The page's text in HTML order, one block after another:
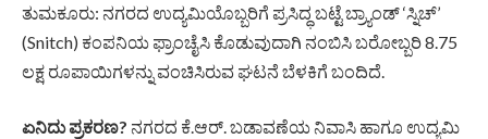
ತುಮಕೂರು: ನಗರದ ಉದ್ಯಮಿಯೊಬ್ಬರಿಗೆ ಪ್ರಸಿದ್ಧ ಬಟ್ಟೆ ಬ್ರ್ಯಾಂಡ್ ‘ಸ್ನಿಚ್’
(Snitch) ಕಂಪನಿಯ ಫ್ರಾಂಚೈಸಿ ಕೊಡುವುದಾಗಿ ನಂಬಿಸಿ ಬರೋಬ್ಬರಿ 8.75
ಲಕ್ಷ ರೂಪಾಯಿಗಳನ್ನು ವಂಚಿಸಿರುವ ಘಟನೆ ಬೆಳಕಿಗೆ ಬಂದಿದೆ.
ಏನಿದು ಪ್ರಕರಣ? ನಗರದ ಕೆ.ಆರ್‌. ಬಡಾವಣೆಯ ನಿವಾಸಿ ಹಾಗೂ ಉದ್ಯಮಿ